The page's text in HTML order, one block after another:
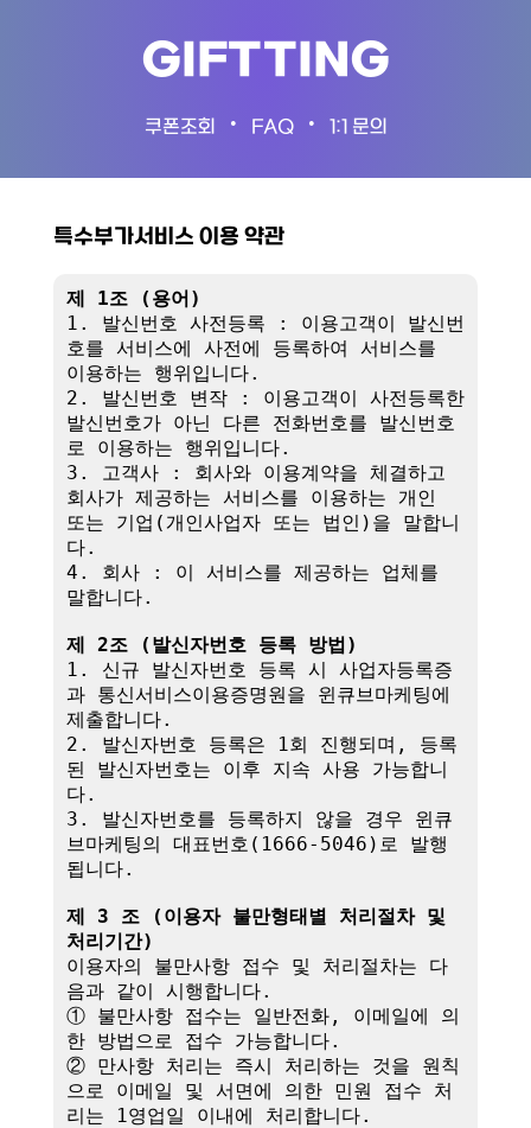
GIFTTING
쿠폰조회 • FAQ • 1:1 문의
특수부가서비스 이용 약관
제 1조 (용어)
1. 발신번호 사전등록 : 이용고객이 발신번
호를 서비스에 사전에 등록하여 서비스를
이용하는 행위입니다.
2. 발신번호 변작 : 이용고객이 사전등록한
발신번호가 아닌 다른 전화번호를 발신번호
로 이용하는 행위입니다.
3. 고객사 : 회사와 이용계약을 체결하고
회사가 제공하는 서비스를 이용하는 개인
또는 기업(개인사업자 또는 법인)을 말합니
다.
4. 회사 : 이 서비스를 제공하는 업체를
말합니다.
제 2조 (발신자번호 등록 방법)
1. 신규 발신자번호 등록 시 사업자등록증
과 통신서비스이용증명원을 윈큐브마케팅에
제출합니다.
2. 발신자번호 등록은 1회 진행되며, 등록
된 발신자번호는 이후 지속 사용 가능합니
다.
3. 발신자번호를 등록하지 않을 경우 윈큐
브마케팅의 대표번호(1666-5046)로 발행
됩니다.
제 3 조 (이용자 불만형태별 처리절차 및
처리기간)
이용자의 불만사항 접수 및 처리절차는 다
음과 같이 시행합니다.
① 불만사항 접수는 일반전화, 이메일에 의
한 방법으로 접수 가능합니다.
② 만사항 처리는 즉시 처리하는 것을 원칙
으로 이메일 및 서면에 의한 민원 접수 처
리는 1영업일 이내에 처리합니다.